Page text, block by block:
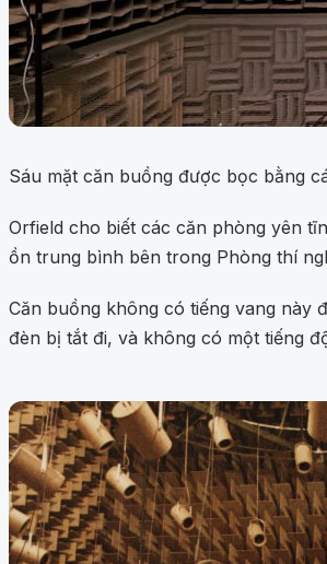
Sáu mặt căn buồng được bọc bằng
Orfield cho biết các căn phòng yên
ồn trung bình bên trong Phòng thí
Căn buồng không có tiếng vang này
đèn bị tắt đi, và không có một tiếng